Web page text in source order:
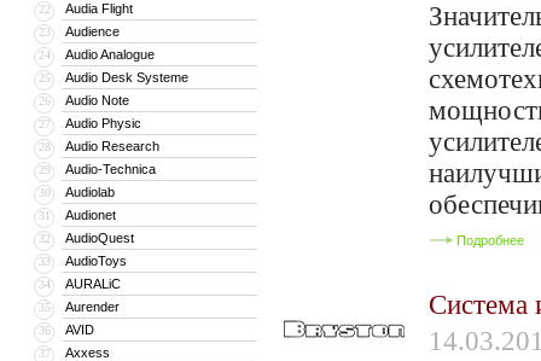
22 Audia Flight
23 Audience
24 Audio Analogue
25 Audio Desk Systeme
26 Audio Note
27 Audio Physic
28 Audio Research
29 Audio-Technica
30 Audiolab
31 Audionet
32 AudioQuest
33 AudioToys
34 AURALiC
35 Aurender
36 AVID
37 Axxess
Подробнее
Система